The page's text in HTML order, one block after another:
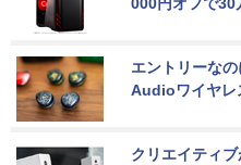
000円オフで30
エントリーな
Audioワイヤレ
クリエイティ